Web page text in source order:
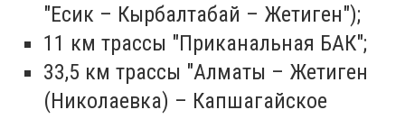
"Есик – Кырбалтабай – Жетиген");
11 км трассы "Приканальная БАК";
33,5 км трассы "Алматы – Жетиген
(Николаевка) – Капшагайское